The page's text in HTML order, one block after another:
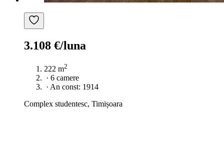
3.108 €/luna
222 m2
· 6 camere
· An const: 1914
Complex studentesc, Timișoara